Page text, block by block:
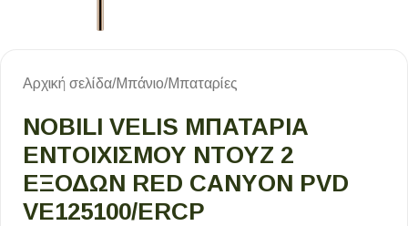
Αρχική σελίδα/Μπάνιο/Μπαταρίες
NOBILI VELIS ΜΠΑΤΑΡΊΑ
ΕΝΤΟΙΧΙΣΜΟΎ ΝΤΟΥΖ 2
ΕΞΌΔΩΝ RED CANYON PVD
VE125100/ERCP